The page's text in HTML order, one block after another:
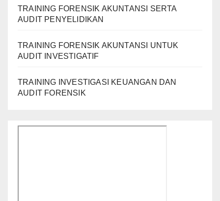
TRAINING FORENSIK AKUNTANSI SERTA
AUDIT PENYELIDIKAN
TRAINING FORENSIK AKUNTANSI UNTUK
AUDIT INVESTIGATIF
TRAINING INVESTIGASI KEUANGAN DAN
AUDIT FORENSIK